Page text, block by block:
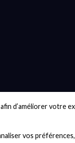
d’améliorer votre